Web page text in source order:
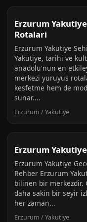
Erzurum
Rotalari
Erzurum Yakutiye
Yakutiye, tarihi ve
anadolu'nun en
merkezi yuruyus
kesfetme hem de
sunar....
Erzurum / Yakutiye
Erzurum
Erzurum Yakutiye
Rehber Erzurum
bilinen bir merkezdir.
daha sakin bir seyir
her zaman...
Erzurum / Yakutiye